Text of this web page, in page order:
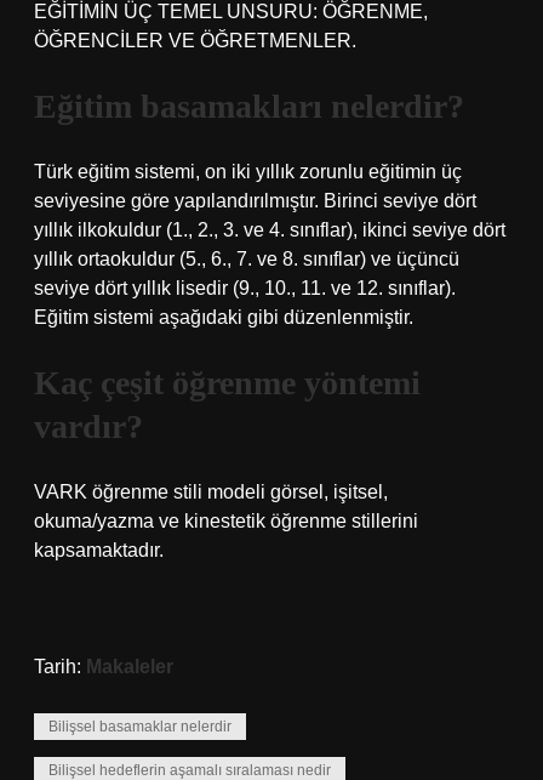
EĞİTİMİN ÜÇ TEMEL UNSURU: ÖĞRENME,
ÖĞRENCİLER VE ÖĞRETMENLER.
Eğitim basamakları nelerdir?
Türk eğitim sistemi, on iki yıllık zorunlu eğitimin üç
seviyesine göre yapılandırılmıştır. Birinci seviye dört
yıllık ilkokuldur (1., 2., 3. ve 4. sınıflar), ikinci seviye dört
yıllık ortaokuldur (5., 6., 7. ve 8. sınıflar) ve üçüncü
seviye dört yıllık lisedir (9., 10., 11. ve 12. sınıflar).
Eğitim sistemi aşağıdaki gibi düzenlenmiştir.
Kaç çeşit öğrenme yöntemi
vardır?
VARK öğrenme stili modeli görsel, işitsel,
okuma/yazma ve kinestetik öğrenme stillerini
kapsamaktadır.
Tarih: Makaleler
Bilişsel basamaklar nelerdir
Bilişsel hedeflerin aşamalı sıralaması nedir